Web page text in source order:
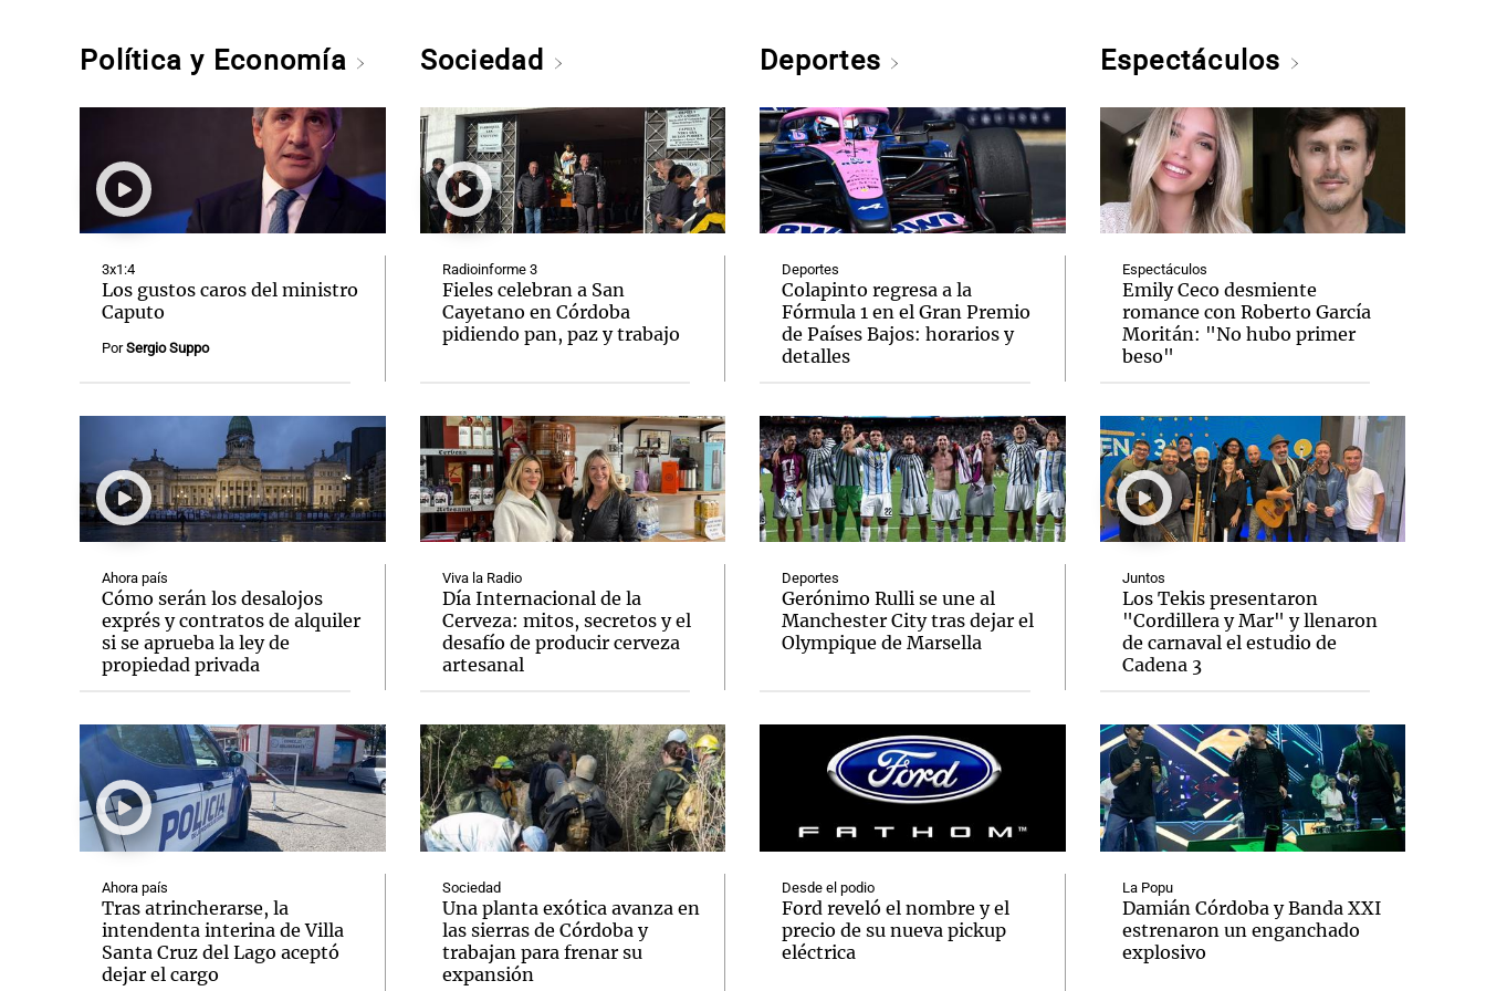
Política y Economía
3x1:4
Los gustos caros del ministro
Caputo
PorSergio Suppo
Ahora país
Cómo serán los desalojos
exprés y contratos de alquiler
si se aprueba la ley de
propiedad privada
Ahora país
Tras atrincherarse, la
intendenta interina de Villa
Santa Cruz del Lago aceptó
dejar el cargo
Sociedad
Radioinforme 3
Fieles celebran a San
Cayetano en Córdoba
pidiendo pan, paz y trabajo
Viva la Radio
Día Internacional de la
Cerveza: mitos, secretos y el
desafío de producir cerveza
artesanal
Sociedad
Una planta exótica avanza en
las sierras de Córdoba y
trabajan para frenar su
expansión
Deportes
Deportes
Colapinto regresa a la
Fórmula 1 en el Gran Premio
de Países Bajos: horarios y
detalles
Deportes
Gerónimo Rulli se une al
Manchester City tras dejar el
Olympique de Marsella
Desde el podio
Ford reveló el nombre y el
precio de su nueva pickup
eléctrica
Espectáculos
Espectáculos
Emily Ceco desmiente
romance con Roberto García
Moritán: "No hubo primer
beso"
Juntos
Los Tekis presentaron
"Cordillera y Mar" y llenaron
de carnaval el estudio de
Cadena 3
La Popu
Damián Córdoba y Banda XXI
estrenaron un enganchado
explosivo
Notas Notas
El huracán de Arequito
Notas
Cadena 3 en Groenlandia
Notas